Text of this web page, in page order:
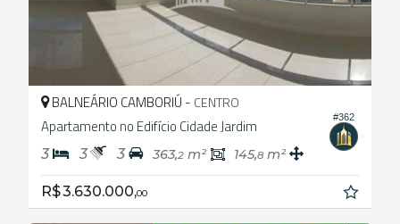
#362
BALNEÁRIO CAMBORIÚ - CENTRO
Apartamento no Edifício Cidade Jardim
3 3 3 363,2 m² 145,8 m²
R$ 3.630.000,00